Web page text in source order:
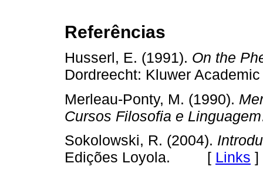
Referências
Husserl, E. (1991). On the
Dordreecht: Kluwer
Merleau-Ponty, M. (1990).
Cursos Filosofia e Linguagem
Sokolowski, R. (2004).
Edições Loyola.
[ Links ]